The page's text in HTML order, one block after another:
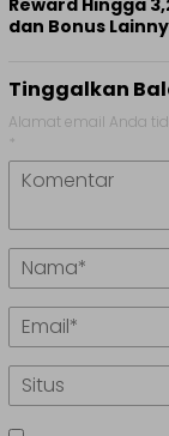
Reward Hingga
dan Bonus
Tinggalkan
Alamat email Anda
*